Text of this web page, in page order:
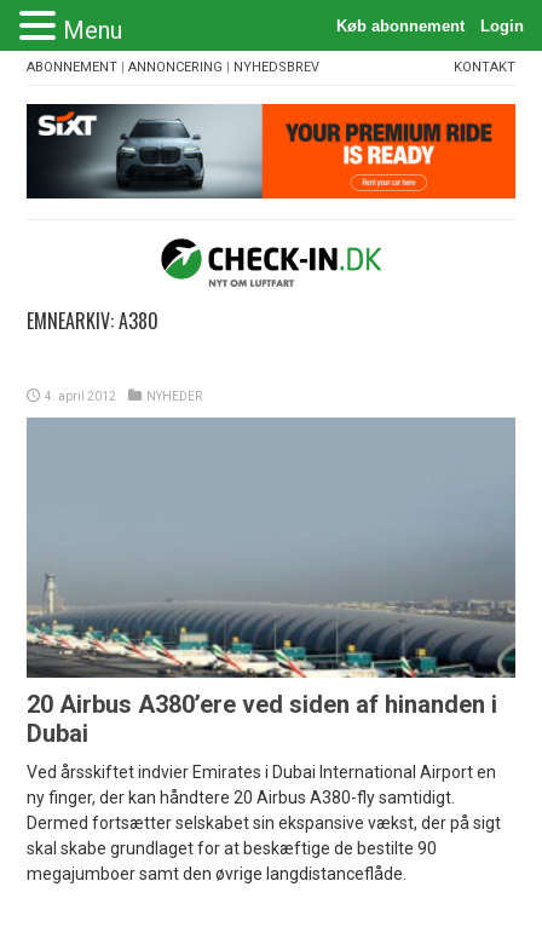
ABONNEMENT |ANNONCERING | NYHEDSBREV KONTAKT
EMNEARKIV:A380
4. april 2012 NYHEDER
20 Airbus A380’ere ved siden af hinanden i
Dubai
Ved årsskiftet indvier Emirates i Dubai International Airport en
ny finger, der kan håndtere 20 Airbus A380-fly samtidigt.
Dermed fortsætter selskabet sin ekspansive vækst, der på sigt
skal skabe grundlaget for at beskæftige de bestilte 90
megajumboer samt den øvrige langdistanceflåde.
Menu